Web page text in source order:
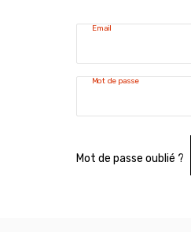
Email
Mot de passe
Mot de passe oublié ?